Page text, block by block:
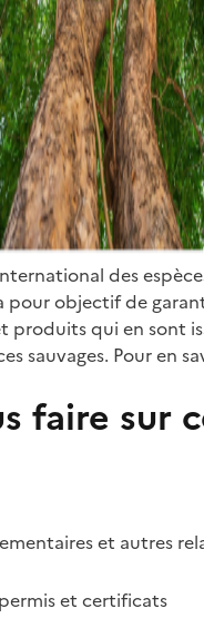
des
objectif de
produits qui en sont
sauvages. Pour en
faire sur
et autres
et certificats